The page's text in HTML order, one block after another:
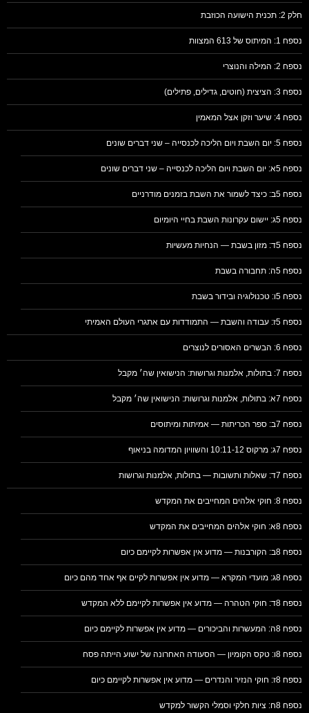
חלק 2: תכנית הישועה הכוזבת
נספח 1: המיתוס של 613 המצוות
נספח 2: המילה והנוצרי
נספח 3: הציצית (חוטים, גדילים, פתילים)
נספח 4: שיער וזקן אצל המאמין
נספח 5: יום השבת ויום הליכה לכנסייה – שני דברים שונים
נספח 5א: יום השבת ויום הליכה לכנסייה – שני דברים שונים
נספח 5ב: כיצד לשמור את השבת בזמנים מודרניים
נספח 5ג: יישום עקרונות השבת בחיי היומיום
נספח 5ד: מזון בשבת — הנחיות מעשיות
נספח 5ה: תחבורה בשבת
נספח 5ו: טכנולוגיה ובידור בשבת
נספח 5ז: עבודה והשבת — התמודדות עם אתגרי העולם האמיתי
נספח 6: הבשרים האסורים לנוצרים
נספח 7: בתולות, אלמנות וגרושות: הנישואין שה׳ מקבל
נספח 7א: בתולות, אלמנות וגרושות: הנישואין שה׳ מקבל
נספח 7ב: ספר הכריתות — אמיתות ומיתוסים
נספח 7ג: מרקוס 10:11-12 והשוויון המדומה בניאוף
נספח 7ד: שאלות ותשובות — בתולות, אלמנות וגרושות
נספח 8: חוקי אלהים המחייבים את המקדש
נספח 8א: חוקי אלהים המחייבים את המקדש
נספח 8ב: הקורבנות — מדוע אין אפשרות לקיימם כיום
נספח 8ג: מועדי המקרא — מדוע אין אפשרות לקיים אף אחד מהם כיום
נספח 8ד: חוקי הטהרה — מדוע אין אפשרות לקיימם ללא המקדש
נספח 8ה: המעשרות והביכורים — מדוע אין אפשרות לקיימם כיום
נספח 8ו: טקס הקומיון — הסעודה האחרונה של ישוע הייתה פסח
נספח 8ז: חוקי הנזיר והנדרים — מדוע אין אפשרות לקיימם כיום
נספח 8ח: ציות חלקי וסמלי הקשור למקדש